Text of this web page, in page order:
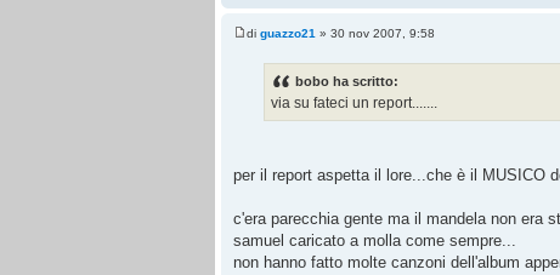
di guazzo21 » 30 nov 2007, 9:58
bobo ha scritto:
via su fateci un report.......
per il report aspetta il lore...che è il MUSICO
c'era parecchia gente ma il mandela non era
samuel caricato a molla come sempre...
non hanno fatto molte canzoni dell'album